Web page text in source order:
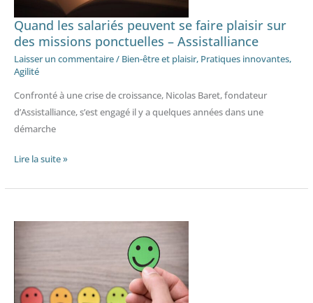
Quand les salariés peuvent se faire plaisir sur
des missions ponctuelles – Assistalliance
Laisser un commentaire/ Bien-être et plaisir, Pratiques innovantes,
Agilité
Confronté à une crise de croissance, Nicolas Baret, fondateur
d’Assistalliance, s’est engagé il y a quelques années dans une
démarche
sur
des
missions
ponctuelles
–
Assistalliance
Lire la suite »
exprimer
leur